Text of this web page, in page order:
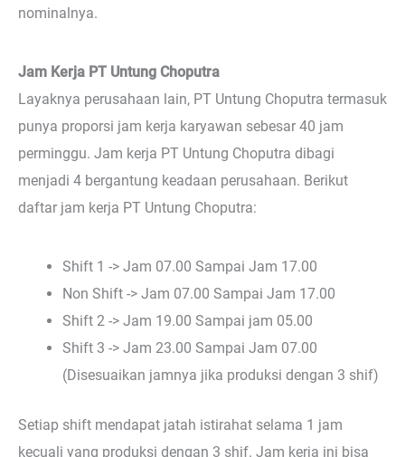
nominalnya.
Jam Kerja PT Untung Choputra
Layaknya perusahaan lain, PT Untung Choputra termasuk
punya proporsi jam kerja karyawan sebesar 40 jam
perminggu. Jam kerja PT Untung Choputra dibagi
menjadi 4 bergantung keadaan perusahaan. Berikut
daftar jam kerja PT Untung Choputra:
Shift 1 -> Jam 07.00 Sampai Jam 17.00
Non Shift -> Jam 07.00 Sampai Jam 17.00
Shift 2 -> Jam 19.00 Sampai jam 05.00
Shift 3 -> Jam 23.00 Sampai Jam 07.00
(Disesuaikan jamnya jika produksi dengan 3 shif)
Setiap shift mendapat jatah istirahat selama 1 jam
kecuali yang produksi dengan 3 shif. Jam kerja ini bisa